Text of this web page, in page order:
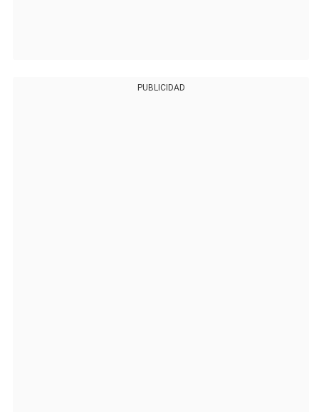
PUBLICIDAD